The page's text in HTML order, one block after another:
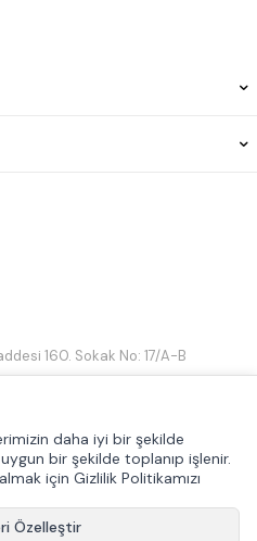
160. Sokak No: 17/A-B
daha iyi bir şekilde
bir şekilde toplanıp işlenir.
için Gizlilik Politikamızı
Özelleştir